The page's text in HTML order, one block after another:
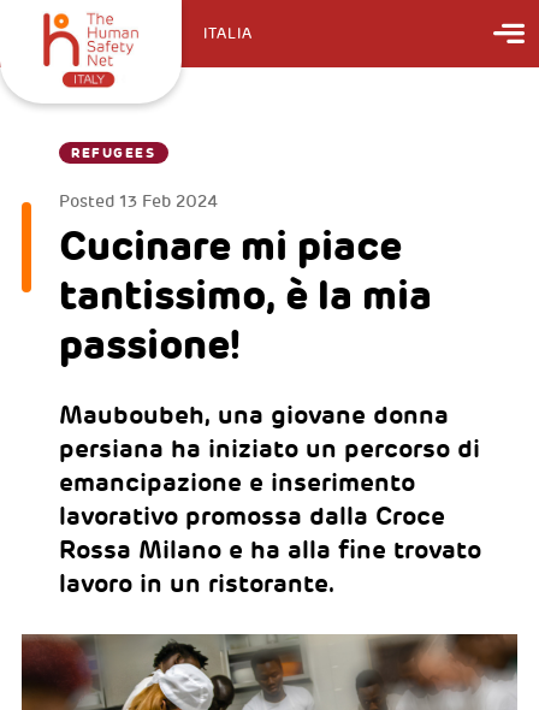
ITALIA
REFUGEES
Posted 13 Feb 2024
Cucinare mi piace
tantissimo, è la mia
passione!
Mauboubeh, una giovane donna
persiana ha iniziato un percorso di
emancipazione e inserimento
lavorativo promossa dalla Croce
Rossa Milano e ha alla fine trovato
lavoro in un ristorante.